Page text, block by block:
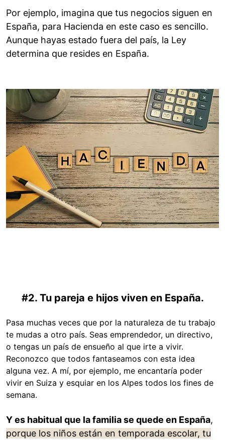
Por ejemplo, imagina que tus negocios siguen en
España, para Hacienda en este caso es sencillo.
Aunque hayas estado fuera del país, la Ley
determina que resides en España.
#2. Tu pareja e hijos viven en España.
Pasa muchas veces que por la naturaleza de tu trabajo
te mudas a otro país. Seas emprendedor, un directivo,
o tengas un país de ensueño al que irte a vivir.
Reconozco que todos fantaseamos con esta idea
alguna vez. A mí, por ejemplo, me encantaría poder
vivir en Suiza y esquiar en los Alpes todos los fines de
semana.
Y es habitual que la familia se quede en España,
porque los niños están en temporada escolar, tu